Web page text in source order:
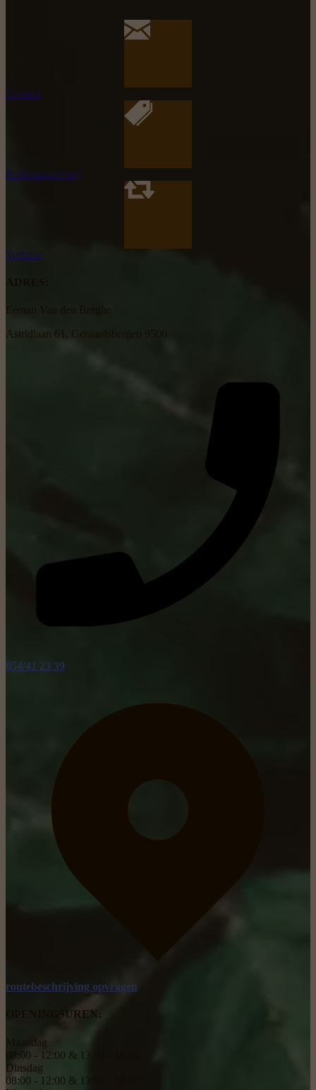
Contact
Productaanvraag
Verhuur
Astridlaan 61, Geraardsbergen 9500
054/41 23 39
routebeschrijving opvragen
OPENINGSUREN:
Maandag
08:00 - 12:00 & 13:00 - 18:00
Dinsdag
08:00 - 12:00 & 13:00 - 18:00